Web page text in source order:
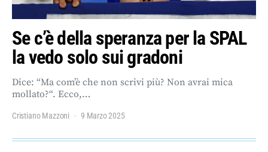
Se c’è della speranza per la SPAL
la vedo solo sui gradoni
Dice: “Ma com’è che non scrivi più? Non avrai mica
mollato?“. Ecco,…
Cristiano Mazzoni 9 Marzo 2025